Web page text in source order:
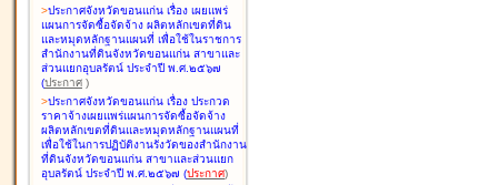
>ประกาศจังหวัดขอนแก่น เรื่อง เผยแพร่
แผนการจัดซื้อจัดจ้าง ผลิตหลักเขตที่ดิน
และหมุดหลักฐานแผนที่ เพื่อใช้ในราชการ
สำนักงานที่ดินจังหวัดขอนแก่น สาขาและ
ส่วนแยกอุบลรัตน์ ประจำปี พ.ศ.๒๕๖๗
(ประกาศ )
>ประกาศจังหวัดขอนแก่น เรื่อง ประกวด
ราคาจ้างเผยแพร่แผนการจัดซื้อจัดจ้าง
ผลิตหลักเขตที่ดินและหมุดหลักฐานแผนที่
เพื่อใช้ในการปฏิบัติงานรังวัดของสำนักงาน
ที่ดินจังหวัดขอนแก่น สาขาและส่วนแยก
อุบลรัตน์ ประจำปี พ.ศ.๒๕๖๗ (ประกาศ)